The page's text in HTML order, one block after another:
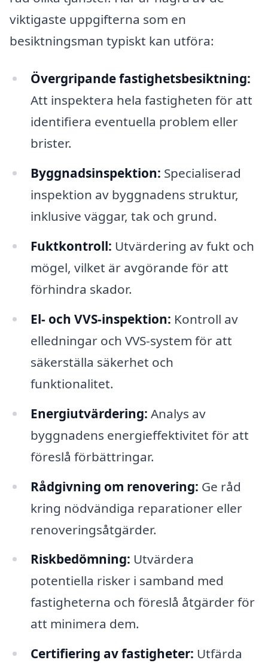
viktigaste uppgifterna som en
besiktningsman typiskt kan utföra:
Övergripande fastighetsbesiktning:
Att inspektera hela fastigheten för att
identifiera eventuella problem eller
brister.
Byggnadsinspektion: Specialiserad
inspektion av byggnadens struktur,
inklusive väggar, tak och grund.
Fuktkontroll: Utvärdering av fukt och
mögel, vilket är avgörande för att
förhindra skador.
El- och VVS-inspektion: Kontroll av
elledningar och VVS-system för att
säkerställa säkerhet och
funktionalitet.
Energiutvärdering: Analys av
byggnadens energieffektivitet för att
föreslå förbättringar.
Rådgivning om renovering: Ge råd
kring nödvändiga reparationer eller
renoveringsåtgärder.
Riskbedömning: Utvärdera
potentiella risker i samband med
fastigheterna och föreslå åtgärder för
att minimera dem.
Certifiering av fastigheter: Utfärda